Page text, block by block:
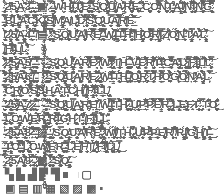
̴̧̡̲͓̘̙̹̖͕͔̦͕̱̙̖̓͋̈́͑2̸̘̌̓͂̄5̵͚͈̜̭̮͔̥̰̼̙̚͜A̴͓͑̂̽͂̀̀̽̀͛͝͝3̶̡̰̼̻̱͇͍̯̦̃͗̅̽̏͘͝͝ ̴̢̫͕̹̠̤̥͓̀͋͌͜ ̵̜̗̰̱̕ͅ▣̵̛̤̤̔ ̷͖͒̍̿͘ ̶̢̫̼͇̳̪̲̆̊̚͘W̴͖̬̽̀̈́́̀̆͘͘H̷̛͖͖̲͕̩̤̫̣͚̞́̀̆͑̑̽͌̀͝͠͝͝I̴̡͓̖͍̺̝͈̲̱͍̲͋̄͛͝T̷̨̡̧͈̜̝̱̮̪̤͓̹̩̃̊͒̋̈̓̑͗͠͝E̷̛̯̻̪̬̻͓̣̦̪̙̟̜̜̗̓̑̐̑͜ ̶̩͔̞̲̝͉͚̤̣͚́̊͆̀̆͑͂̿̈́̋͐̚S̸̨̩̲͙̯̟̠̙̠̙̯̈́͐͛Q̷̨̥̬͖̮̝̗̤̬̭̪̳̎̄̇̉̔͑͋͋̽͋̓̓͘͜͝͠Ū̸̡̼̞͚͕̺͕̘̻̐̈́A̷̢̭̳̯͌͆̇̀̍̕R̶͎̱̟̫̪̗̻͔͆̽̈́̏̅̂̕͘E̶͔̯̪͓̾̂͊ ̷̛̱͍̍̔̈́̑͌͘Č̷̦̮̪̱̻͕̺̟͚̱͗O̵̦̞̹̼̹̞̬̝̱̜̱̯̘͊͛̊̽̿͋̈̏̍̉̒̐͘̕N̴̬̞͙̪̊̈́̐̃Ţ̵̦͕͈̪̥̣̘͔̞̓͗͒̓̐̕͜ͅA̶̗̭̰͈̳͓̱̟̼̼͑̑̈̋̌̈́͋͊͝I̸̢͎̻̼̤̗̩̮̼͑̎̐͛͐͘͝N̴̻̬̤̘̗̜̽́̽̔͐̑̑̅̑̆͌́̐̚͠Ï̷̡̞̯̩̮͖̗͑̉̑͂̽̎̄͜͝N̷̡̨̼͈̲̰̭͍͗̓͒̄̉͋̔̍̓̈́̿͑̈́̚͜Ǧ̴̨̢̛̬̟̼̱͍̩̏͑̿̌̃̿̏̈́̉̂̇
̶̨̧̘̠͍̲̺̝͖̣̭͖͕̞͖͒̿̈́̓̀̒̐͝B̵̧̼͈̙͚̘͎̠͖̲̭̩̋̅́̑̅͆͜L̵̛̤̙͉̳̫̺̼̦͚͇͍̭̣̯̍̌͒̑̆̒̊̈́̀̽͊̕͘͠ͅÀ̴̛̘͉̤̖͈̖̳̯̦̗̄̉̏̾̿̏̌͝C̶̨͈̲̻̟̤̺̭̜̙̹̖͍̔̅͗͋̆̿̄K̷̨̨͈̬̻̺̗͇̟͔̼̯̀͛͗̃͘ ̷̧̗̼̰̗̩͎͎̦͍̭͓̝̋̌̊̅̽̇͜ͅŠ̸̮̘͍͓͓̗̘̫̹̌̌͒͗̈́͆̋̒̑̂̈́͐̚̕M̵̧̨̛͓͉̲͇̦͚̮̳̙̑̄̔̓͐̌͗̆̒͂̕A̸͚̓L̵̛̝̹̠̠͉̙̗̝̺͈͖̠̞͖̽̒̑͋̏̇̽̚͝L̷̝̀̌̆͒̓̃̈̕͘͝ ̸̛͓̰̝̣̫͍͎̖͓̟͙̈̉̔̿́̍͠S̴̢̱͍̲̙̯̻͔͖̦͇̐͌̌̀̏͐͐̐̀̓̅̐̃́Q̷̢̢̣͕͖̩̖̥̍̂̑͑U̵̯̱̬̞̩̻̖̫̘̟̬̿̇͠Ą̸̧̲̜͙͍̭̼̫͖̥͈͇͖͎͌͊́̿̀̋͆̃̈́̈́̊́͠Ȑ̸͖͕̦̗͓̰̰͊̓̋̒Ë̴̲̲̀̅̏̌̃͂̀̊͝͝͝
̸̢̘͎̬̯̝͙̓̔̉͗̆͝͝2̷͖̘̞̳̟̗̙̝̩͕͔̐5̸̧̧̢̮̱̭͙̼̱̘̈́͛͌̆̾̎͝͝Ą̴̧̡̬̳͚͉͍͉͔̙̖͆4̵̢̰̟͋̈́̈́̂̑͗̃͠͝ ̵̱͐̈́̓̔͐ ̸̦̄͊̃͑̏̉̆▤̶̝̘̣͇͚̻̹̒͋͋͊͊͑̆̒̈͂̈̆̅͠ ̷̡̧͖̦͍̞̼͚̗͚͚͉̦̲́͗̒̀̓̎̉̿͘̕͜ ̴͚̙͕̮̳͇̖̞̈́̉̂̓̀̽S̷̫̤̼͕̼̫̪͉̅̍̍͜ͅQ̸̧̻̹͇̙̦͙͚̎̏͗̃͜ͅU̴͈̼̖̣͇̥̗͎̫͚̎̾͑̈̂̐̄̏̓̓̌̑̀͠ͅA̸̡̦͚̜̭̣̼͎̥̩̯̙̱͒͗̒̕R̴̜̯̙̗̥͕̿̐̏̍͒̉̋̃̔͋͝Ë̸̛͇̘̲̰̠̺̭̺͖̘̗̣́̽́̽͑̂̅̈́̕ ̶͓͎͉͙̍̈́̄̿́̀͐͐̌̋̀̚͜W̷̦̪̬͛̂̀̇̚Ị̶̢͙̺̳͚̱̗̹̹̺̖̳̼̗͊̆͋T̶̢͔̗̝͍̲̔́̿̂͌̏͐͋̿̏̌̃̾̚͝H̵̛̤͔͓͕̘̮͋̔̃͊̽͌̚̕͘ͅ ̸̘̠̦̥̔̎͗͌͜͝H̷̻̙͚̯̭̣̘̪̣͉̼̳̱̰̫̏̂̍̏̑̎̉̊͗͝O̶͓͚̞̥̫̻͆̂̔̉͑̿͊̈̀̉̊̅͜͠͝Ŗ̸̛̬̭̼̣̩͇͍̝͖̳̟̘̌͐̄̈́̑͑̌̂̂̈́̍͊Į̷̪̾͗̿̎̑Z̸̜̭͕̖͉͒̄̎̂̈́ͅO̴͈̩͍͈͚̺̠̽̓̃͊́̈͘͜͝N̵̛͔͍̬͑̂̽͒̏́͠T̷͇̣̳̘̮̘̬͔͈̹̞̠̗̒̾̿́̊̓A̷̟̽̾̾̉͌́̉̑́͝͝Ĺ̴̨̧͈̙̖̮̟̜̥̳͈̓̈̀̚͠
̸̢̨̩̮̠̪͍͙̱̟̱̦̗̰͐̀̀̏̆̇̀͜͝F̸̠̖̭̹̽͗͌̏̔͒̌̎͑̂̓̾̕̚I̶̡̱̝̞̙̜͇̼̋̔̏͑̓̀̂L̸̖͔̮̱̹̩̘̞͕̘̟̱̲͉̿ͅL̴̛̜̩̭̤͑̊͊̈̔̐̀̊̐̉̓̕͠
̷̧̧͕͕͎̣̂̀̑͂̔̇̏͌̀̀͘͝2̵̨̳͇͖̫̭̘͙̊͊̇̒̈̓͂̋͑̊̊̕̕̚͜͝5̷̡̳̪̘̙̩̦̾̀̀̑̽̈́̋͝Ā̵̡̝̝͙͖͈̗̖̻͎̤͕̲͒̾̅ͅ5̸̳̩͍̲̜̀̈́́̒̈́́̓̎̌̓̆̈́̍ ̵͕͕̫̩͔̪͍̜̑̇͂͐ͅ ̶͇̗̥̯̤̟̫̣͓̙͓̘̘͌̃̿̒̃̒̋͒͘͝▥̷̧̧̧̢̩̞̟̮͔͉̞̹͊́̐̐̑̌͛ ̷͖̺͖̦̫̈́̾ ̶̧̡͈͇͖̼͈̖̥̠̭͖̻̘͐̇̇̀̋͗̔Ş̷̢̨̜͍̼̪̥͙̩̮̭̝͔͆͐Q̷̲͙͇̟̗̬͙̣͛̾̑͗U̴̮̳̼̦̲̪͖̥͙͊͗͊̌̆̒̈́̇͑̀́͂̅͐̈́A̵͖̱̫̥̯͕̮̰̩̤̤̯̩̎͗͗͛́R̸͍͚̐̄̃̿̃̽͊̿͆̉̓̔́͝͝E̷͈̣̊̈̒̂͗̽̈́̿̀͠ ̸̢̢͆͑̓̓̑͛̅̋̾̈́͌̐̍̚͘W̷̲̥̍̿͋͑́̄̒̑́͛͒̋̉͛ͅĮ̷̢̡̛͉̣̖̋͑͆̿͛̔̔͒̒T̸̨̮̝͓̗̮͈̟͍̲̼̝͔̊̑ͅȞ̵̢̡̧̜̝̟͓̞͙̬͉͉͔̣͍̆̈́͠ ̵̡͓̩̪͕̖̩̞̐̀̄͌̍́V̶̡̢̺̻̥͉͖̫̫̩͛̂͆̉̈̌͋̌̏̂̐͌̋͝͠ͅͅÈ̷͕̩̣̤͓̅̓̋͋̓͑̈́̓͊̌͑̓̚R̸̡̛͈̞̤͖̅̄͐̓̈́̄͆͋̒̕T̶̛̯͆͂͑͋̈̃̓̕I̶͎͍̔͐̾̍̏̍̐͂͑͜͝C̵̨͇̞̹̤͉͚̱͉̫̰̓̐̒̿͆͌̇͆͋̋̔̕̕͝A̶̢̯̤̹̦̝͉̣̖̫̮̩͎̠͍̒̓̑͗͐̋͠Ļ̷̢̰̣̮̥̘͓̞͍̈̒̕͜ ̸̢̖̮͓̘̲̞̮̺̪́͐̿̄̍́̆̑̆͝F̷̪̔́͒̈̇͋͗̅̈́͛͑̚͠͝͝Ī̵̧̛̼̹͕̩̝̱͔̠̺̪̼͍͚͍̑̋͂̉̍̋͂̈̾̕Ļ̸̛̼̜̄̋͋̐̔̃̍̐̀͒͝͝ͅĽ̴̡̛͓͇͈͈̩͈͓̈͐͂̏̈́̍͛̏̿͑̂͝
̵̧̺͉͕̟̠̹̟͆̀̄́̀̋̈́͌͗͌̒̃͆̕͠ͅ2̴̢̨̦̪̭͇̯͎̤͇͓̀̎͑͑͂̾̓̋̾͊͗̈̈́̀͘ͅ5̸̛̺̼̝̠̋Ǎ̶̧̨̼̰̗̹͈̦͍̱̖͋̃̾̃͆̋̑̀͑͗͑6̵̡̧̳̩͉̜͍̪̬̱̓̽̕ ̸̝̜͚͕̖̟̦̘̮̦̺̙̙̉̓̄̑̋̿͊̄ͅ ̵̡͉̦̗̮̥͔̞͖̺̰̖̊̈́͆̀̋̾̇▦̷̡͔̼̖̓̓̾̌͌͊̚ ̷̨̢̛̬̦̞̤̙͈̙̿̆̽̓̋̇͌̍ ̶̛̻͇̣͍̪͚̙͍̤͂̆̀̈́̅̍̅̚͝ͅͅŠ̷̼̝̟̍̒̔̂̔͊͗̂̌̕͠Q̶̱̻̪̳̗̭͚̦̆̽̌̎̅̎̔͐̀̓̃̾͝͝U̷̧̨̠̥͔̱͇̹͚͚͈͇̺̖͌̆̄͋̋Ą̸̘̼̬̤̺͚͇̿R̸̢̡͓͈̦͐̇̀̂̇͌E̷͎͇̫͚̹̭͖͌͌̊̅̈́͗͘͜͠͝͠͠ ̷̢̨̰͍̥͙̦͍͎̪͔̞̻́͗͜Ẃ̵͍̓̏͒I̶̘̳̖̋̅̑̐̈́̊̍͂͝T̵̛͈͇͍̭͇̫̩̤̺̰̝̈́͑́͊͐̄̄̋̽̌͑́̌͜͜͝H̶̯̦̤͍͓̩̟̺̯͕́̇͌̐͂̚ ̸̤̯̦̦̥̺͚͕̣̱͇̐͆̀̾͜Ọ̵̧̮͓̹̬̟̦͔̪͔̈́̾͋̇̈͒͜Ŗ̷̝͕͉̪̖̿̇̾̉̔̎͛͜T̷̥̯̼̼̫̩̘͕̤̞́͐̀͗̄̿̌́̈́͌̉͌̉́͠H̷̙̠̲̤̤̦̖͒̂̀͊͂̓̉̈́̓͛̿͘O̴̪͖̫̗̗̞͗̒́̊͛̉̉̐̓̍̀̇̎̆Ǵ̸͎͖̘͎̣̊́̚͜Ò̷̱̣̺̭́̀̈́̀̈́̃̃̓̈̈͋͘͠Ņ̷̧̛͉̠̜̭̂̓̈Ä̵̡̳͍͎̩̤̰̝̣̦͈̼́̓̉́̌̓̆̀͗͐͒̚̚L̴̜̣̩̍͒́̿̇͑͝ͅ
̴̧̣̱̿́̓̀͆̍̕͝͝C̵̢̺̤̟̼̻̗̟̖͕̠̮̜̽̃̃̑͛̽͜͝Ŗ̸̛̤͕͍̗̝͓̣̲͈̲̭̤͍̍̏̇̑̐ͅƠ̷̦͍̩̯͉̭̙̈̄́͌̓̍̃̈̿́̔̃̇̕S̸̠̖̫̬̰̮̬̪͍̮͈̟̙̙͆̾͗̅́̒̓̌̇͠͠S̵̛͎͕̗̻̤̯̫̹͓͍̻̬̈́͜H̵̩͎̲̹̻̬̤̥͔͈̊Ã̴̡̢̨̩͈̻̝̯̝̖̒̏̒̀̃͘͝͝ͅŢ̶̹͉͔͙̗̩͆̿̔͛̈́C̷̼͕͚̰̗͒͗́Ḩ̸͕͙̱̭̤͓͖̺̈̐́̌̚ ̸̡̧̡̛̖̝̹͖̳̻̦͓̱͙͕̄́̓̓͐̆͌̇̕F̴̧̱̮̘̖̳̥̖̜̘̰̲̘͆̓̒̎͑̅̓͆́̐̐͗͘͝ͅǏ̵̥̩̫̌̐͐̽̔́̈̏͒͆͂̅̎̔ͅĹ̴̗̲̼̟̯̫̘̮́̋̆͌̂̀͋̏̌̀L̸̢͇̺̭̝̝̻̖̂
̶̛͖̮͖̩̼̩̭̱̻̼́̍̋̈2̶̡̧̢̨̛̩͉̩̜̞̖͍̼̰͆̐̈͜͜5̷̛̖̲̮̖͕̭̰̬͋̓͂͒̋͐̓̅̈̀͘͜͝A̵̮̥̝̙̖̲̳͖̭̘̺̪̾͒͂̽̎̅̕7̷̧͕̟̮̝̖̘͇̟̰̼̔̽͛̾ ̷̫̟͇͔̟̥͙̺͕̼̱̤͂̓ ̶͉̮͕̼͎̮̈́̋̈͆̏̉͋͐͆̅▧̴͓̼͔͐͊ ̶̨̛̹͍̞̤͚̭̼͓͈̱̍͒̉̇͒̃̐͝ ̴̹͇̐͌̓̓͋̎̊̃͘S̵̭͓̻̻͍͎̼͓̯̲͙̝̫̐̈͋̈́̓͂̚͜Q̷̢̢̨̣̲͚͎͖̠͚̟͈͆̓͝Ṳ̸̡̢̢̖̮̪͕͉̖̿͜A̵̢̢̦̣̬͓̥̞̹̓̎ͅR̶̪̝̔͗̈́̊̓̓͘͝Ẹ̸̜̯̭̳̭͗̍̒̍̄̓̇͆͜͠ ̸̩̀͌Ŵ̶̨̳̱͖̖̩̝̳͓͖̳̬̺̦͓̀͋́̈́̈́͆͐́Ì̵̧̛̻̖̙͍͇̙̭͓͓̎̄͑̿̓͜T̵̺̙̠̺͙̘̜̭̉͂̇͒̉̈́̆͛͗̈́̚H̷͇͚̰̰͚̻̙̤̥̋̀̇̎͛̃͗͑̀͂̿͌̎͝ͅ ̵̨͓̹͖̫̲͙̩͉̻̺̖̮͖̈́̄͋Ų̷͙̗͕̮̘̮̬̲̣̩̝̰̆͐̽͜͝P̵̛̠̞̎͂̐̈̇͌̅̓̈̈́̕P̷͙̈́̈́͂̉̌̿̓́̌̃̀̽̍͘͝E̸̜̟̣̟̳̅̈̃̀̓̿̈̑̉͋̇͒͂̔̚R̶͈͚̜͉̮̜̬͐̅̏̿ ̷̢͙̙̘͙̹̼̮̝͇͖͔̎͊̋̈́̓̀͐̎̀̚͘̕̚L̶̢̦̩͔̝͇͓͕̻̦͗̎̈͛͠E̶̢̛͉͖̲͓̦̗̦̲̖̔͐̂F̷͍̫̥̂ͅT̴̛̟̗̣͇̲̜̼̙͙̥̯͇̮͕͕̆̽̄̈́̄̌̎̈͑͑͂ ̴̡͇̖̿͂͌T̵͈̟̣̦͇͔̏̓͋̄̄̚O̷̻̪̹̟̫̺̺͉͎̣̘̯̰̣̾͋̊͋͆̋͜
̶̨̨̢̰̝̻̱̯̼̻̇͌̓̂̀̐͜͠͠͝L̴̠̮̪̭̫͋͛̿̚Ŏ̵̳̝̻̪̲̮̔ͅW̶̧̡͇͚̻̼̗̰̩̣̝͚̖̑̏̾̃͜E̶̯̭̅̅̔̎̂̉̓R̴̫̬̦̜̳̥͌̀́͠͝ ̵̨̦͈̣̖͙̺͕͓̘̮̪̲͍̮̐̈́̀̎̈́̒̒́͆͗R̵̜̖̙̼̜̩͈̩̬̘̝͕̻̰̆̓̈́̍̍̿̈́͂͛̎̀̀̎͜͠İ̶̯̣̽G̴̛͔̻̘͇͒̌̂̐̑̄̎H̷̢͖̬͇͇͇̪̣͍̽̾̐T̵̡̛̩̫͈̫̖͙̒̔̒͊̏͘̚ ̸̭̘͈̝̱͔̲͓̫̀́͜͝F̴̛͕̩̗͇̯͂̐̽͂̏̍͘͜Į̴̡̲̪̱͖͇̘͑̈̓͐͑̌͑̿̏̕͜Ļ̵̨̘̪̳̦͎̲͚̭̈͊̀͗́͛̅͠Ľ̵̜̮͂͒
̵̖̔͋2̴̡̡͓͕̱͖̣̼̣͚̓̈͑̑͒̇̂͌͗͒̈5̶̬͖̲͕̿̄̆͘͝A̴̢̛͍͓̲̜̩͔̣͇͊̓̎̈́̈́̎8̷̤̈̋̈̃̚͝͝͝͝ ̶̛̺̽̔͋́͛̌̀̔̓͒͝͝ ̵̦͉̩̗͔̝̗͎̰̬̓̾̅̄̓͌̚̚͝▨̴̞̝̍́̑̐̓̀̿̕̕̚̕͠͝ ̶̨̧̢͎͈̠̬̲̱̗̟͙̥̤̓͘ ̸̨̬̱̻̞̙̰͗͝S̴̡̢͓̗̖͉̣͈̤̯̗̿͐Q̶̧̝̻̳̭̠̲̗̓͝U̴̮̝͔̥̝͕̜̤̤͆̕͝͠A̸͓̒͆̉̽̌̆͆̈́͝͝͠Ŕ̴̨̺̐̃̋͋͛̓̈́́̓̈́̏È̵͕͍̺̣͈̻̩̙̞̙͔͇͛̍̂̔͒͑̿̍͌̄̒̎̚̚ ̷̢̖̟̹͍͙͙̳̳͖̦̟̄̈̽̉̏̀͌͂̓̏͝Ẉ̸̧̡̲̥̭͙̻̟̦̼̼̃͜ͅI̸̞̩͇̠̬̘͊̃̐̂̈̔̔͘Ţ̴̥̮̬̼͔͋̊Ḣ̴̻̮̺̦̲̥̫̜̘̩̠͌̑́̈͂ ̷̢̨̱̙͚͉͔͌̈́̉Ų̶̛͙̗͎̩͙̝̥̮̓̓̓̎̌̀̂͌̊̌͂̎͐ͅP̶̛̛̗̤̮͇̩̱̥̙̰̳͈̯̯̉̓͆͐̉̇̓̚̚͜͝͝ͅP̶̦̦̩̯̣̠͇̩͔̮̖̐͘E̸̞͈͇͍̝̪̗͌͗͗̐̆̕͠R̸̨̹̫͕̭̝̓͌̊̍̆̚͠ ̸̘͙͎̐̐̋̌̀͌́͑̒̊̕͘R̵̖̯̝̰̳̗̳̫̥͚̠͍͕̈́Į̸̛̩̙͓̙̄͗̔̏̔̐̐̑̆G̴̢̧̢̱̪̬̱̗̗̘̗̱̊̔̉͛̈̅͋͘Ḥ̸̢̨̮̳̪̘͎͈̳̖́̋͝T̶̬̞̠͇̳̘̣͖̳͍̐͊́͗̉̋̈́͜͜͜͠ͅ
̶̧̳̳̪͈̓̋̅Ṭ̶͈̮͕̞͓͈̩̗̳͓̓̓̂̓͒ͅͅO̵̧͈͔͈̰͚͖͆̿͂̾̿̊́̑̔͘̕ͅ ̵̨̖͔̭̰̪̫̭͈̣̟̬̒̓̊̆̀͆̾̈́͒L̷̢̛͖̗̝̩̠̫̺͔̼͙͓̹̙̉͊̉̀̃̅̀͑̈́͌̕Ō̵̻̙̭̘̣̘̦̦ͅẂ̸̢̜̜̗̣͖͓̜̪̒̾͊̅̆̏̓̔̒͜͝͝ͅE̴͈̝͈͛̓̏̃͘͝R̶͈̪̻̼̞̭͇͐͑̎̈̏̆̾͝ ̴̡̥̤̲̟͕̥̂̿̂͆̄̓̀̕L̷͕̭̫͔̣̞̋̌̈͛̾̚ͅE̸̡̡̥͉̗͖̥͖̰̝͈̤̘̓̄̄̍̎̃̊̚͠F̸̭̼̖̗̜̬̌́̀̓̾̚͠Ţ̸͔̪͕̼͛̀̈́̊͜͠ͅ ̷̠̫̩͍̺̭̗͉̮̔͋̐̓͂̎̚̕F̵̼̔̌̊͒̈́̏͊̚͝Ḯ̸̢̦̠̝̹̠͍̗̞͓̘̋͆̒͌̏͝͝L̷̢̡͚̯͖̣̖̯͍͙̺̩͗̅̀̉͑̓Ļ̸̨̥̖̼̬̞̦̙̙̺̭̿̽̇͜͜
̴̧̫͇̣̳̗̍̍̿̃́̀̀́͝͝2̵͍̮͚̾̓̅͝5̴̞̣͔̌̅̽̈Ą̸̧̟̹̯̮̱̫̩̙̤̬̱̎̉̈́͋̎̾͆̏͑͘͝ͅ9̷̙̥̟̯̞͂̂̍̌̈́̀ ̵͔͍͔̯̲̭͖͇͔͓̉́̊̌̈́̈́̉̌́̈́̽̄͋͜͠͝ ̷̻̈́̑̔̓̂͜▩̷̨̧̡̮̜̝̦̟̹̥͍̮̓͗͌̔̐́̀͗̂͌̊̇͠ ̷̮̥̝͚̖̣͍̟̟͓̙̯̬̐͛̒̌͒͝ ̶̧͍̮̞̹̼͉̻̣̘͕̰̌́̀̒̃̂S̸̡̡͖̰̠̙̠̫̻͙͚̦̦̻͋̀̋̀̅͋̐͗̉͑̅̊ͅQ̶̢̗̥̘̳̗͙̦͕͓̑̓͠
▚ ▙ ▟ ▛ ▜ ■ □ ▢
▣ ▤ ▥ ▦ ▧ ▨ ▩ ▪